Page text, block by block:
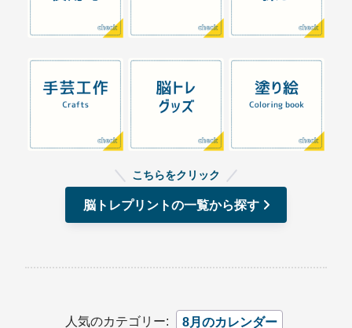
こちらをクリック
脳トレプリントの一覧から探す
人気のカテゴリー: 8月のカレンダー